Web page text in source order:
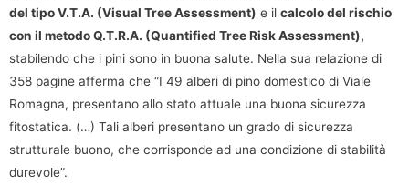
del tipo V.T.A. (Visual Tree Assessment) e il calcolo del rischio
con il metodo Q.T.R.A. (Quantified Tree Risk Assessment),
stabilendo che i pini sono in buona salute. Nella sua relazione di
358 pagine afferma che “I 49 alberi di pino domestico di Viale
Romagna, presentano allo stato attuale una buona sicurezza
fitostatica. (…) Tali alberi presentano un grado di sicurezza
strutturale buono, che corrisponde ad una condizione di stabilità
durevole”.